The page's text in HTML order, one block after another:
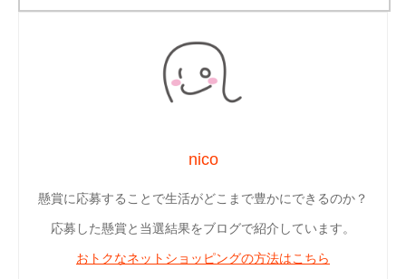
nico
懸賞に応募することで生活がどこまで豊かにできるのか？
応募した懸賞と当選結果をブログで紹介しています。
おトクなネットショッピングの方法はこちら